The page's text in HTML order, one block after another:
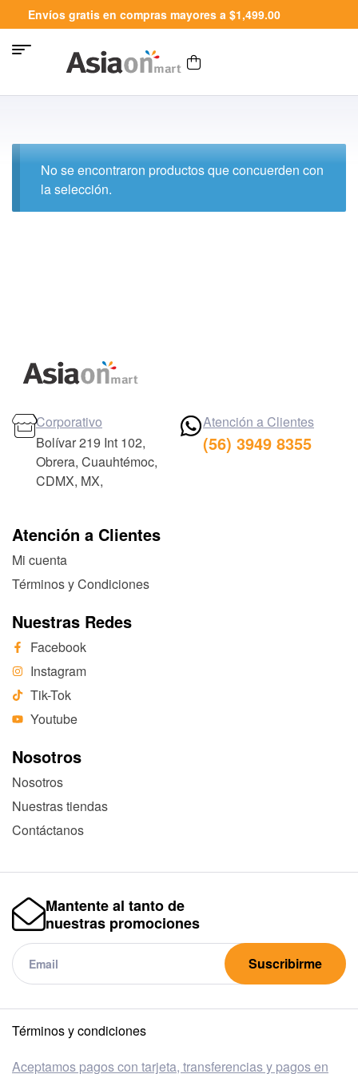
Envíos gratis en compras mayores a $1,499.00
No se encontraron productos que concuerden con
la selección.
Atención a Clientes
Mi cuenta
Términos y Condiciones
Nuestras Redes
Facebook
Instagram
Tik-Tok
Youtube
Nosotros
Nosotros
Nuestras tiendas
Contáctanos
Corporativo
Bolívar 219 Int 102,
Obrera, Cuauhtémoc,
CDMX, MX,
Atención a Clientes
(56) 3949 8355
Mantente al tanto de
nuestras promociones
Suscribirme
Términos y condiciones
Aceptamos pagos con tarjeta, transferencias y pagos en